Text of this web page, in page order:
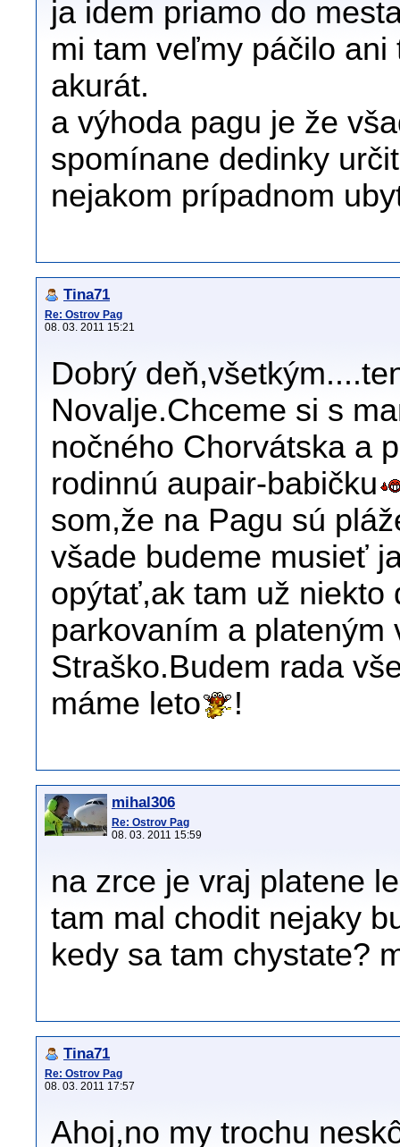
ja idem priamo do
mi tam veľmy páčilo
akurát.
a výhoda pagu je že
spomínane dedinky
nejakom prípadnom
Tina71
Re: Ostrov Pag
08. 03. 2011 15:21
Dobrý
Novalje.Chceme si s
nočného Chorvátska a
rodinnú aupair-babičku
som,že na Pagu sú
všade budeme musieť
opýtať,ak tam už niekto
parkovaním a plateným
Straško.Budem rada
máme leto
!
mihal306
Re: Ostrov Pag
08. 03. 2011 15:59
na zrce je vraj platene
tam mal chodit nejaky
kedy sa tam chystate?
Tina71
Re: Ostrov Pag
08. 03. 2011 17:57
Ahoj,no my trochu